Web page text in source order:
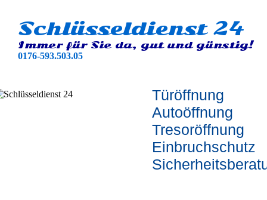
Schlüsseldienst 24
Immer für Sie da, gut und günstig!
0176-593.503.05
Türöffnung
Autoöffnung
Tresoröffnung
Einbruchschutz